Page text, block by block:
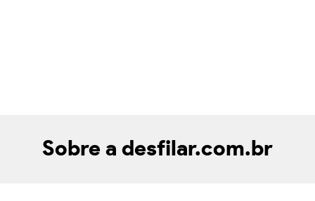
Sobre a desfilar.com.br